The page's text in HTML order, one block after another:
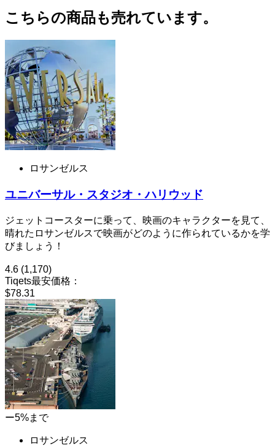
こちらの商品も売れています。
ロサンゼルス
ユニバーサル・スタジオ・ハリウッド
ジェットコースターに乗って、映画のキャラクターを見て、
晴れたロサンゼルスで映画がどのように作られているかを学
びましょう！
4.6 (1,170)
Tiqets最安価格：
$78.31
ー5%まで
ロサンゼルス